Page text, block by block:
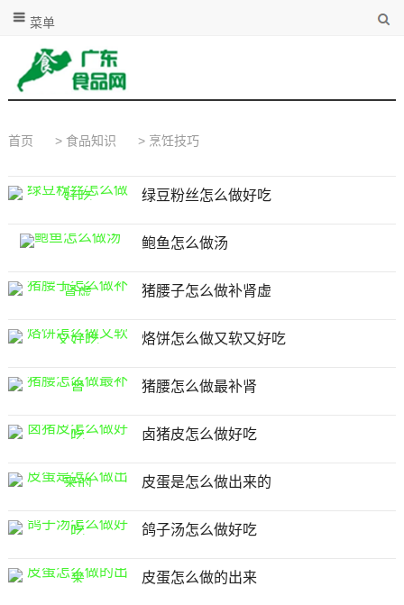
菜单
首页 > 食品知识 > 烹饪技巧
绿豆粉丝怎么做好吃
鲍鱼怎么做汤
猪腰子怎么做补肾虚
烙饼怎么做又软又好吃
猪腰怎么做最补肾
卤猪皮怎么做好吃
皮蛋是怎么做出来的
鸽子汤怎么做好吃
皮蛋怎么做的出来